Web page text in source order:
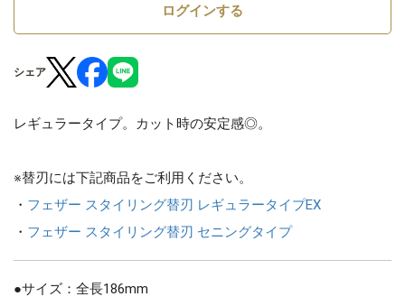
ログインする
シェア
レギュラータイプ。カット時の安定感◎。
※替刃には下記商品をご利用ください。
・ フェザー スタイリング替刃 レギュラータイプEX
・ フェザー スタイリング替刃 セニングタイプ
●サイズ：全長186mm